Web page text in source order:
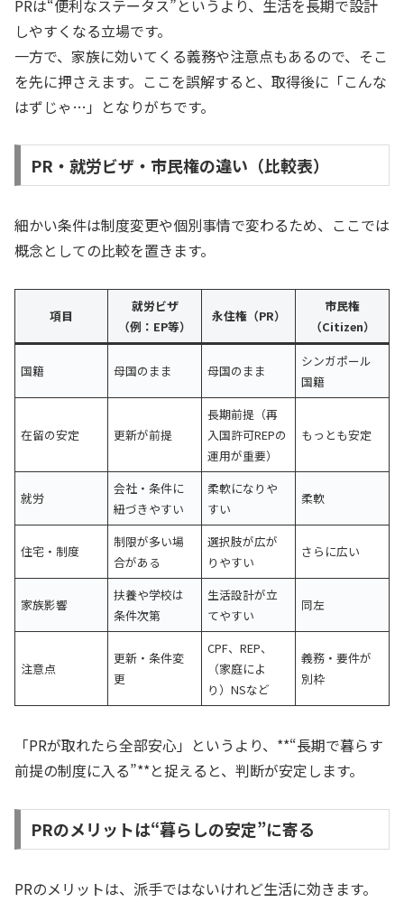
PRは“便利なステータス”というより、生活を長期で設計
しやすくなる立場です。
一方で、家族に効いてくる義務や注意点もあるので、そこ
を先に押さえます。ここを誤解すると、取得後に「こんな
はずじゃ…」となりがちです。
PR・就労ビザ・市民権の違い（比較表）
細かい条件は制度変更や個別事情で変わるため、ここでは
概念としての比較を置きます。
項目
就労ビザ
（例：EP等）
永住権（PR）
市民権
（Citizen）
国籍 母国のまま 母国のまま
シンガポール
国籍
在留の安定 更新が前提
長期前提（再
入国許可REPの
運用が重要）
もっとも安定
就労
会社・条件に
紐づきやすい
柔軟になりや
すい
柔軟
住宅・制度
制限が多い場
合がある
選択肢が広が
りやすい
さらに広い
家族影響
扶養や学校は
条件次第
生活設計が立
てやすい
同左
注意点
更新・条件変
更
CPF、REP、
（家庭によ
り）NSなど
義務・要件が
別枠
「PRが取れたら全部安心」というより、**“長期で暮らす
前提の制度に入る”**と捉えると、判断が安定します。
PRのメリットは“暮らしの安定”に寄る
PRのメリットは、派手ではないけれど生活に効きます。